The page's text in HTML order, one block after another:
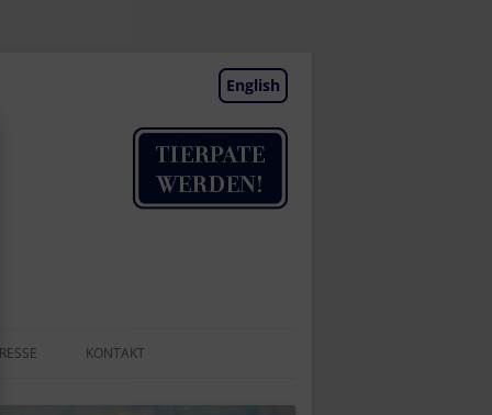
English
KONTAKT